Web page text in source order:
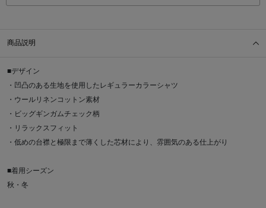
商品説明
■デザイン
・凹凸のある生地を使用したレギュラーカラーシャツ
・ウールリネンコットン素材
・ビッグギンガムチェック柄
・リラックスフィット
・低めの台襟と極限まで薄くした芯材により、雰囲気のある仕上がり
■着用シーズン
秋・冬